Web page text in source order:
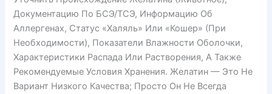
Документацию По БСЭ/ТСЭ, Информацию Об
Аллергенах, Статус «халяль» Или «кошер» (при
Необходимости), Показатели Влажности Оболочки,
Характеристики Распада Или Растворения, А Также
Рекомендуемые Условия Хранения. Желатин — Это Не
Вариант Низкого Качества; Просто Он Не Всегда